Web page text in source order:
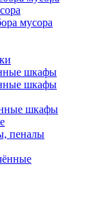
мусора
шкафы
шкафы
шкафы
пеналы